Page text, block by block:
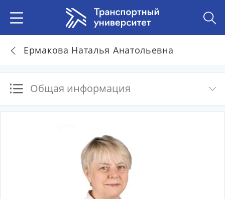
Ермакова Наталья Анатольевна
Общая информация